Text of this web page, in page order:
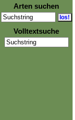
Arten suchen
Volltextsuche